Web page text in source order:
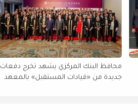
محافظ البنك المركزي يشهد تخرج دفعات
جديدة من «قيادات المستقبل» بالمعهد